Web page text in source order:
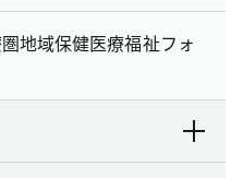
地域保健医療福祉フォ